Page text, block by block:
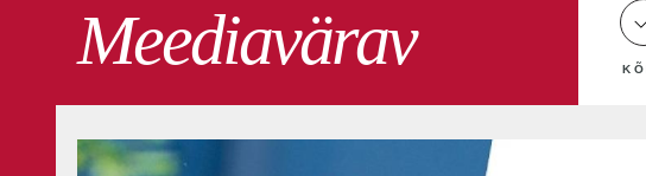
Meediavärav
Kõik blogid Digiblogi